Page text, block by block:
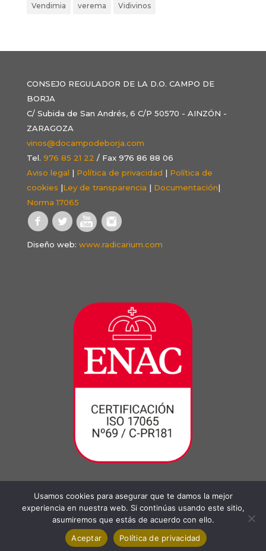
Vendimia verema Vidivinos
CONSEJO REGULADOR DE LA D.O. CAMPO DE
BORJA
C/ Subida de San Andrés, 6 C/P 50570 - AINZÓN -
ZARAGOZA
vinos@docampodeborja.com
Tel. 976 85 21 22 / Fax 976 86 88 06
Aviso legal | Política de privacidad | Política de
cookies |Ley de transparencia | Documentación|
Norma 17065
Diseño web: www.radicarium.com
Usamos cookies para asegurar que te damos la mejor
experiencia en nuestra web. Si continúas usando este sitio,
asumiremos que estás de acuerdo con ello.
Aceptar
Política de privacidad